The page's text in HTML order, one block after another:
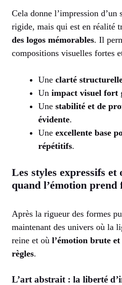
Cela donne l’impression
rigide, mais qui est en réalité
des logos mémorables. Il
compositions visuelles fortes
Une clarté
Un impact visuel fort
Une stabilité et de
évidente.
Une excellente base
répétitifs.
Les styles expressifs et
quand l’émotion prend
Après la rigueur des formes
maintenant des univers où la
reine et où l’émotion brute
règles.
L’art abstrait : la liberté